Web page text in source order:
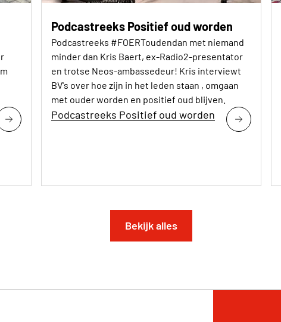
Podcastreeks Positief oud worden
Podcastreeks #FOERToudendan met niemand
minder dan Kris Baert, ex-Radio2-presentator
en trotse Neos-ambassedeur! Kris interviewt
BV's over hoe zijn in het leden staan , omgaan
met ouder worden en positief oud blijven.
Podcastreeks Positief oud worden
Bekijk alles